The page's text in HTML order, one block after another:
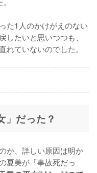
た1人のかけがえのない
たいと思いつつも、
れていないのでした。
」だった？
か、詳しい原因は明か
夏美が「事故死だっ